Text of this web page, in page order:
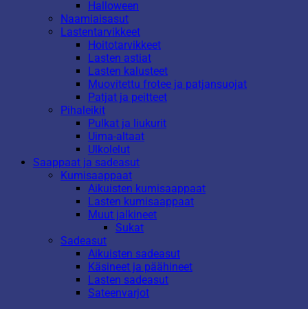
Halloween
Naamiaisasut
Lastentarvikkeet
Hoitotarvikkeet
Lasten astiat
Lasten kalusteet
Muovitettu frotee ja patjansuojat
Patjat ja peitteet
Pihaleikit
Pulkat ja liukurit
Uima-altaat
Ulkolelut
Saappaat ja sadeasut
Kumisaappaat
Aikuisten kumisaappaat
Lasten kumisaappaat
Muut jalkineet
Sukat
Sadeasut
Aikuisten sadeasut
Käsineet ja päähineet
Lasten sadeasut
Sateenvarjot